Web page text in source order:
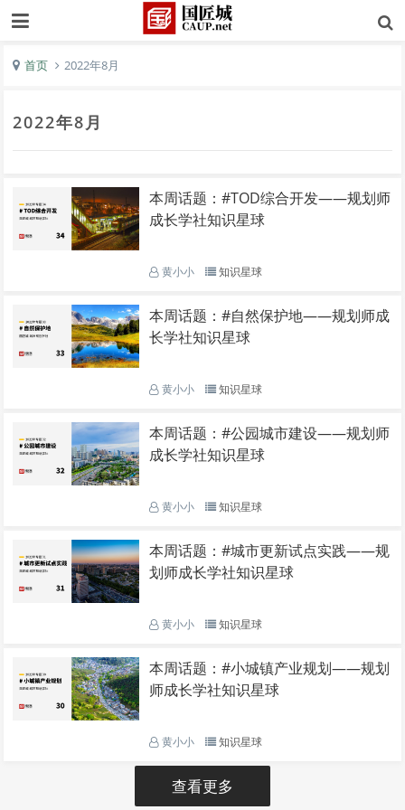
首页 2022年8月
2022年8月
本周话题：#TOD综合开发——规划师
成长学社知识星球
黄小小 知识星球
本周话题：#自然保护地——规划师成
长学社知识星球
黄小小 知识星球
本周话题：#公园城市建设——规划师
成长学社知识星球
黄小小 知识星球
本周话题：#城市更新试点实践——规
划师成长学社知识星球
黄小小 知识星球
本周话题：#小城镇产业规划——规划
师成长学社知识星球
黄小小 知识星球
查看更多